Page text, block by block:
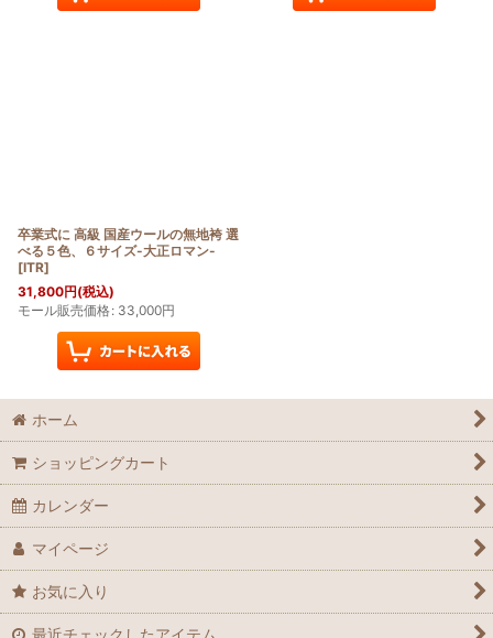
卒業式に 高級 国産ウールの無地袴 選
べる５色、６サイズ-大正ロマン-
[ITR]
31,800円(税込)
モール販売価格: 33,000円
ホーム
ショッピングカート
カレンダー
マイページ
お気に入り
最近チェックしたアイテム